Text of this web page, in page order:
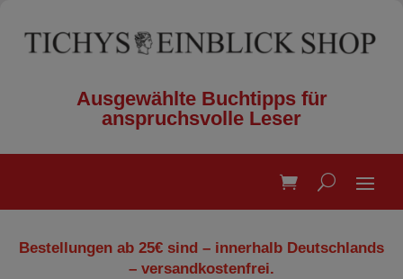
Ausgewählte Buchtipps für
anspruchsvolle Leser
Bestellungen ab 25€ sind – innerhalb Deutschlands
– versandkostenfrei.